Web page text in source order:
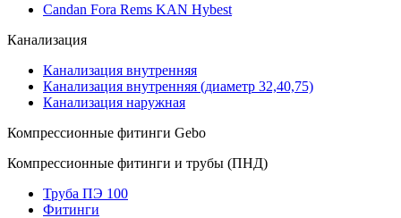
Candan Fora Rems KAN Hybest
Канализация
Канализация внутренняя
Канализация внутренняя (диаметр 32,40,75)
Канализация наружная
Компрессионные фитинги Gebo
Компрессионные фитинги и трубы (ПНД)
Труба ПЭ 100
Фитинги